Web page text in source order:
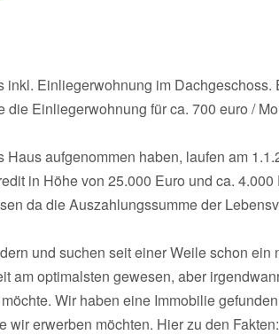
Einliegerwohnung im Dachgeschoss.
Einliegerwohnung für ca. 700 euro /
aufgenommen haben, laufen am
in Höhe von 25.000 Euro und ca.
da die Auszahlungssumme der
und suchen seit einer Weile schon
am optimalsten gewesen, aber
Wir haben eine Immobilie
wir erwerben möchten. Hier zu den Fakten: